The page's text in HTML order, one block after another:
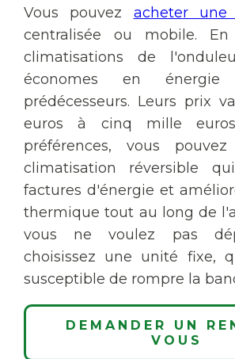
Vous pouvez acheter une
centralisée ou mobile.
climatisations de
économes en
prédécesseurs. Leurs prix
euros à cinq mille
préférences, vous
climatisation réversible
factures d'énergie et
thermique tout au long de
vous ne voulez pas
choisissez une unité fixe,
susceptible de rompre la
DEMANDER UN
VOUS